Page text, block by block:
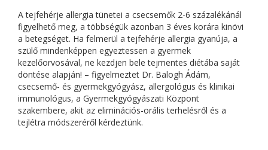
A tejfehérje allergia tünetei a csecsemők 2-6 százalékánál
figyelhető meg, a többségük azonban 3 éves korára kinövi
a betegséget. Ha felmerül a tejfehérje allergia gyanúja, a
szülő mindenképpen egyeztessen a gyermek
kezelőorvosával, ne kezdjen bele tejmentes diétába saját
döntése alapján! – figyelmeztet Dr. Balogh Ádám,
csecsemő- és gyermekgyógyász, allergológus és klinikai
immunológus, a Gyermekgyógyászati Központ
szakembere, akit az eliminációs-orális terhelésről és a
tejlétra módszeréről kérdeztünk.